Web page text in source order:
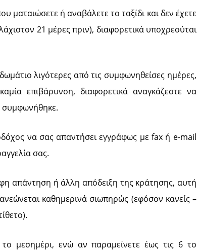
ματαιώσετε ή αναβάλετε το ταξίδι και δεν έχετε
21 μέρες πριν), διαφορετικά υποχρεούται
λιγότερες από τις συμφωνηθείσες ημέρες,
επιβάρυνση, διαφορετικά αναγκάζεστε να
συμφωνήθηκε.
να σας απαντήσει εγγράφως με fax ή e-mail
σας.
απάντηση ή άλλη απόδειξη της κράτησης, αυτή
καθημερινά σιωπηρώς (εφόσον κανείς –
μεσημέρι, ενώ αν παραμείνετε έως τις 6 το